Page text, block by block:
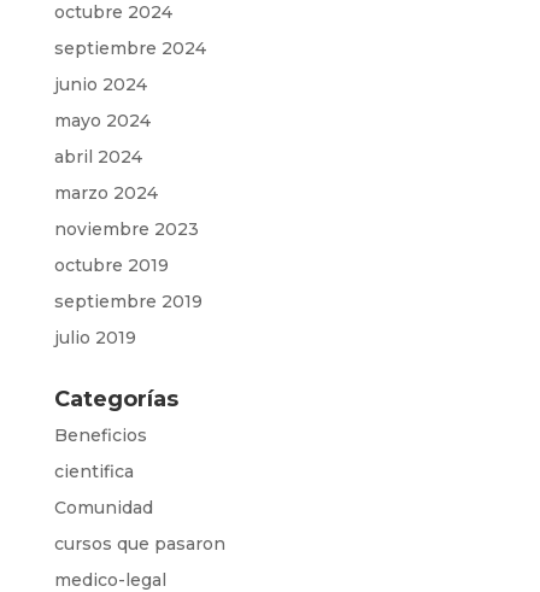
octubre 2024
septiembre 2024
junio 2024
mayo 2024
abril 2024
marzo 2024
noviembre 2023
octubre 2019
septiembre 2019
julio 2019
Categorías
Beneficios
cientifica
Comunidad
cursos que pasaron
medico-legal